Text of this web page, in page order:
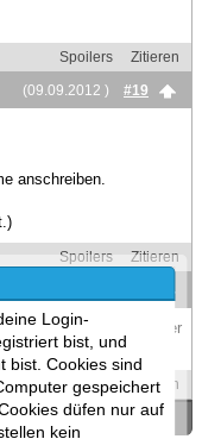
Login-
bist, und
bist. Cookies sind
gespeichert
düfen nur auf
kein
Spoilers
Zitieren
(09.09.2012 )
#19
anschreiben.
Spoilers
Zitieren
gilde ist sowieso nie wer
Spoilers Zitieren
vor»